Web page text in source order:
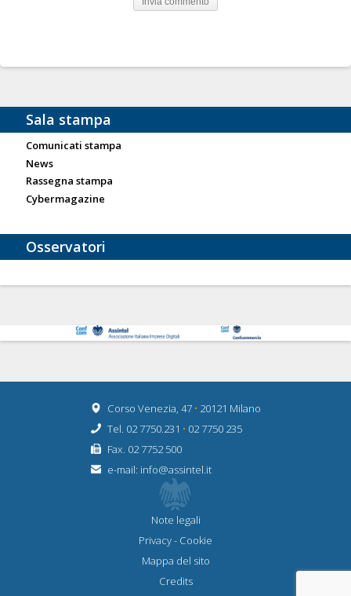
Sala stampa
Comunicati stampa
News
Rassegna stampa
Cybermagazine
Osservatori
Corso Venezia, 47 • 20121 Milano
Tel. 02 7750.231 • 02 7750 235
Fax. 02 7752 500
e-mail: info@assintel.it
Note legali
Privacy- Cookie
Mappa del sito
Credits